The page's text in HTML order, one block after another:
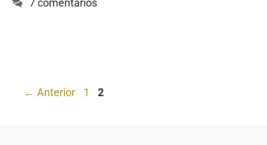
7 comentarios
← Anterior Página
1 Página
2